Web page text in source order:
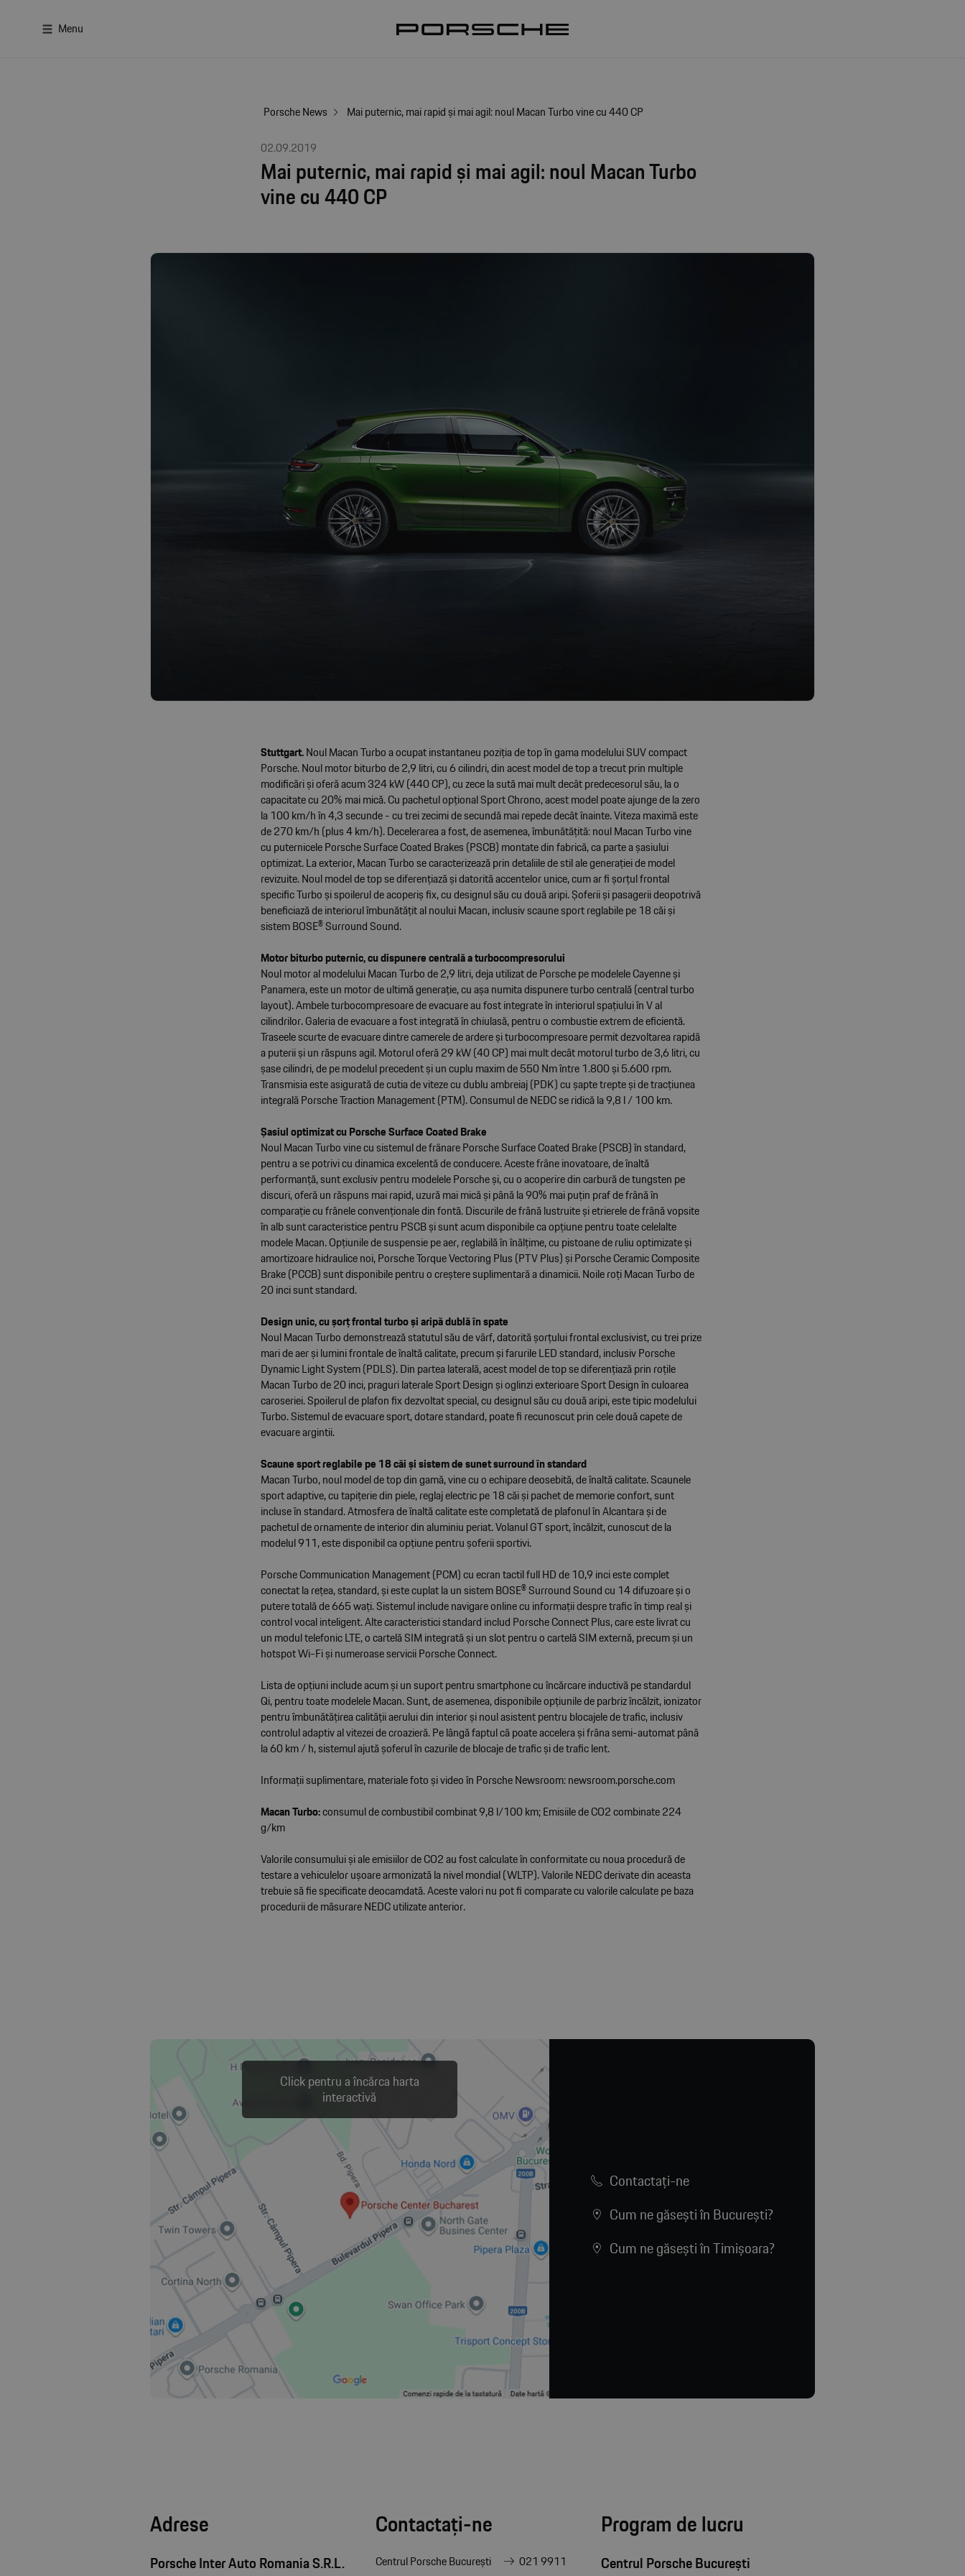
Menu
Porsche News
Mai puternic, mai rapid și mai agil: noul Macan Turbo vine cu 440 CP
02.09.2019
Mai puternic, mai rapid și mai agil: noul Macan Turbo
vine cu 440 CP
Stuttgart.Noul Macan Turbo a ocupat instantaneu poziția de top în gama modelului SUV compact
Porsche. Noul motor biturbo de 2,9 litri, cu 6 cilindri, din acest model de top a trecut prin multiple
modificări și oferă acum 324 kW (440 CP), cu zece la sută mai mult decât predecesorul său, la o
capacitate cu 20% mai mică. Cu pachetul opțional Sport Chrono, acest model poate ajunge de la zero
la 100 km/h în 4,3 secunde - cu trei zecimi de secundă mai repede decât înainte. Viteza maximă este
de 270 km/h (plus 4 km/h). Decelerarea a fost, de asemenea, îmbunătățită: noul Macan Turbo vine
cu puternicele Porsche Surface Coated Brakes (PSCB) montate din fabrică, ca parte a șasiului
optimizat. La exterior, Macan Turbo se caracterizează prin detaliile de stil ale generației de model
revizuite. Noul model de top se diferențiază și datorită accentelor unice, cum ar fi șorțul frontal
specific Turbo și spoilerul de acoperiș fix, cu designul său cu două aripi. Șoferii și pasagerii deopotrivă
beneficiază de interiorul îmbunătățit al noului Macan, inclusiv scaune sport reglabile pe 18 căi și
sistem BOSE® Surround Sound.
Motor biturbo puternic, cu dispunere centrală a turbocompresorului
Noul motor al modelului Macan Turbo de 2,9 litri, deja utilizat de Porsche pe modelele Cayenne și
Panamera, este un motor de ultimă generație, cu așa numita dispunere turbo centrală (central turbo
layout). Ambele turbocompresoare de evacuare au fost integrate în interiorul spațiului în V al
cilindrilor. Galeria de evacuare a fost integrată în chiulasă, pentru o combustie extrem de eficientă.
Traseele scurte de evacuare dintre camerele de ardere și turbocompresoare permit dezvoltarea rapidă
a puterii și un răspuns agil. Motorul oferă 29 kW (40 CP) mai mult decât motorul turbo de 3,6 litri, cu
șase cilindri, de pe modelul precedent și un cuplu maxim de 550 Nm între 1.800 și 5.600 rpm.
Transmisia este asigurată de cutia de viteze cu dublu ambreiaj (PDK) cu șapte trepte și de tracțiunea
integrală Porsche Traction Management (PTM). Consumul de NEDC se ridică la 9,8 l / 100 km.
Șasiul optimizat cu Porsche Surface Coated Brake
Noul Macan Turbo vine cu sistemul de frânare Porsche Surface Coated Brake (PSCB) în standard,
pentru a se potrivi cu dinamica excelentă de conducere. Aceste frâne inovatoare, de înaltă
performanță, sunt exclusiv pentru modelele Porsche și, cu o acoperire din carbură de tungsten pe
discuri, oferă un răspuns mai rapid, uzură mai mică și până la 90% mai puțin praf de frână în
comparație cu frânele convenționale din fontă. Discurile de frână lustruite și etrierele de frână vopsite
în alb sunt caracteristice pentru PSCB și sunt acum disponibile ca opțiune pentru toate celelalte
modele Macan. Opțiunile de suspensie pe aer, reglabilă în înălțime, cu pistoane de ruliu optimizate și
amortizoare hidraulice noi, Porsche Torque Vectoring Plus (PTV Plus) și Porsche Ceramic Composite
Brake (PCCB) sunt disponibile pentru o creștere suplimentară a dinamicii. Noile roți Macan Turbo de
20 inci sunt standard.
Design unic, cu șorț frontal turbo și aripă dublă în spate
Noul Macan Turbo demonstrează statutul său de vârf, datorită șorțului frontal exclusivist, cu trei prize
mari de aer și lumini frontale de înaltă calitate, precum și farurile LED standard, inclusiv Porsche
Dynamic Light System (PDLS). Din partea laterală, acest model de top se diferențiază prin roțile
Macan Turbo de 20 inci, praguri laterale Sport Design și oglinzi exterioare Sport Design în culoarea
caroseriei. Spoilerul de plafon fix dezvoltat special, cu designul său cu două aripi, este tipic modelului
Turbo. Sistemul de evacuare sport, dotare standard, poate fi recunoscut prin cele două capete de
evacuare argintii.
Scaune sport reglabile pe 18 căi și sistem de sunet surround în standard
Macan Turbo, noul model de top din gamă, vine cu o echipare deosebită, de înaltă calitate. Scaunele
sport adaptive, cu tapițerie din piele, reglaj electric pe 18 căi și pachet de memorie confort, sunt
incluse în standard. Atmosfera de înaltă calitate este completată de plafonul în Alcantara și de
pachetul de ornamente de interior din aluminiu periat. Volanul GT sport, încălzit, cunoscut de la
modelul 911, este disponibil ca opțiune pentru șoferii sportivi.
Porsche Communication Management (PCM) cu ecran tactil full HD de 10,9 inci este complet
conectat la rețea, standard, și este cuplat la un sistem BOSE® Surround Sound cu 14 difuzoare și o
putere totală de 665 wați. Sistemul include navigare online cu informații despre trafic în timp real și
control vocal inteligent. Alte caracteristici standard includ Porsche Connect Plus, care este livrat cu
un modul telefonic LTE, o cartelă SIM integrată și un slot pentru o cartelă SIM externă, precum și un
hotspot Wi-Fi și numeroase servicii Porsche Connect.
Lista de opțiuni include acum și un suport pentru smartphone cu încărcare inductivă pe standardul
Qi, pentru toate modelele Macan. Sunt, de asemenea, disponibile opțiunile de parbriz încălzit, ionizator
pentru îmbunătățirea calității aerului din interior și noul asistent pentru blocajele de trafic, inclusiv
controlul adaptiv al vitezei de croazieră. Pe lângă faptul că poate accelera și frâna semi-automat până
la 60 km / h, sistemul ajută șoferul în cazurile de blocaje de trafic și de trafic lent.
Informații suplimentare, materiale foto și video în Porsche Newsroom: newsroom.porsche.com
Macan Turbo:consumul de combustibil combinat 9,8 l/100 km; Emisiile de CO2 combinate 224
g/km
Valorile consumului și ale emisiilor de CO2 au fost calculate în conformitate cu noua procedură de
testare a vehiculelor ușoare armonizată la nivel mondial (WLTP). Valorile NEDC derivate din aceasta
trebuie să fie specificate deocamdată. Aceste valori nu pot fi comparate cu valorile calculate pe baza
procedurii de măsurare NEDC utilizate anterior.
Click pentru a încărca harta
interactivă
Contactaţi-ne
Cum ne găsești în București?
Cum ne găsești în Timișoara?
Adrese
Porsche Inter Auto Romania S.R.L.
Contactați-ne
Centrul Porsche București
021 9911
Program de lucru
Centrul Porsche București